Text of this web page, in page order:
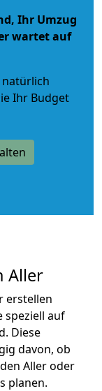
Ihr Umzug
wartet auf
natürlich
Ihr Budget
Aller
erstellen
speziell auf
Diese
davon, ob
Aller oder
planen.